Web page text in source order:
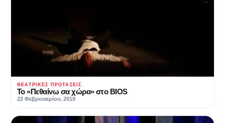
ΘΕΑΤΡΙΚΈΣ ΠΡΟΤΆΣΕΙΣ
Το «Πεθαίνω σα χώρα» στο BIOS
22 Φεβρουαρίου, 2019